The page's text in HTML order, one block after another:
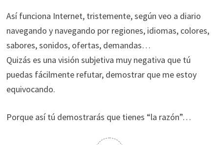
Así funciona Internet, tristemente, según veo a diario
navegando y navegando por regiones, idiomas, colores,
sabores, sonidos, ofertas, demandas…
Quizás es una visión subjetiva muy negativa que tú
puedas fácilmente refutar, demostrar que me estoy
equivocando.
Porque así tú demostrarás que tienes “la razón”…